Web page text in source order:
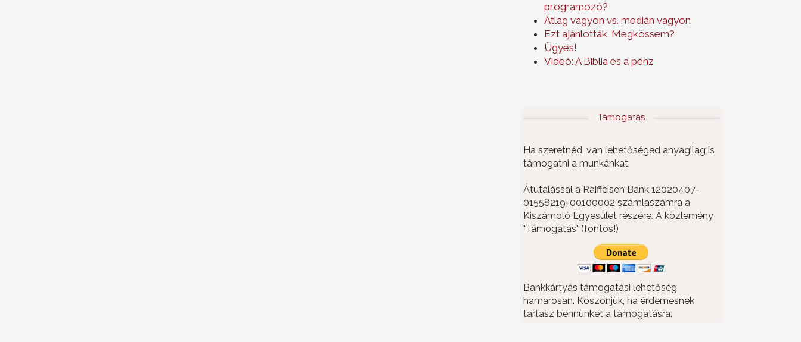
programozó?
Átlag vagyon vs. medián vagyon
Ezt ajánlották. Megkössem?
Ügyes!
Videó: A Biblia és a pénz
Támogatás
Ha szeretnéd, van lehetőséged anyagilag is
támogatni a munkánkat.
Átutalással a Raiffeisen Bank 12020407-
01558219-00100002 számlaszámra a
Kiszámoló Egyesület részére. A közlemény
"Támogatás" (fontos!)
Bankkártyás támogatási lehetőség
hamarosan. Köszönjük, ha érdemesnek
tartasz bennünket a támogatásra.